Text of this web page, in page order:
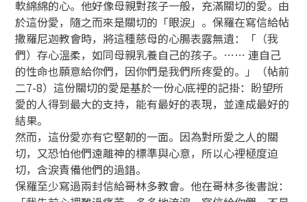
軟綿綿的心。他好像母親對孩子一般，充滿關切的愛。由
於這份愛，隨之而來是關切的「眼淚」。保羅在寫信給帖
撒羅尼迦教會時，將這種慈母的心腸表露無遺：「（我
們）存心溫柔，如同母親乳養自己的孩子。…… 連自己
的性命也願意給你們，因你們是我們所疼愛的。」（帖前
二7-8）這份關切的愛是基於一份心底裡的記掛：盼望所
愛的人得到最大的支持，能有最好的表現，並達成最好的
結果。
然而，這份愛亦有它堅韌的一面。因為對所愛之人的關
切，又恐怕他們遠離神的標準與心意，所以心裡極度迫
切，含淚責備他們的過錯。
保羅至少寫過兩封信給哥林多教會。他在哥林多後書說：